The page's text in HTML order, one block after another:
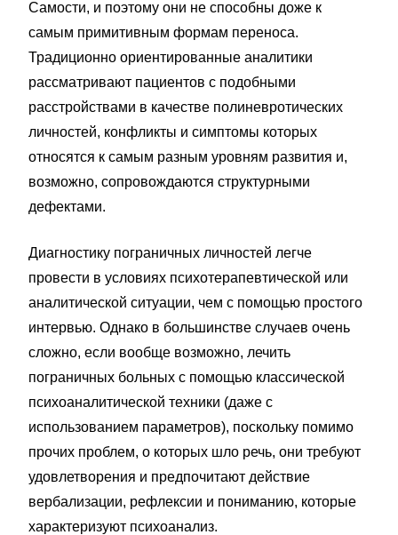
Самости, и поэтому они не способны доже к
самым примитивным формам переноса.
Традиционно ориентированные аналитики
рассматривают пациентов с подобными
расстройствами в качестве полиневротических
личностей, конфликты и симптомы которых
относятся к самым разным уровням развития и,
возможно, сопровождаются структурными
дефектами.
Диагностику пограничных личностей легче
провести в условиях психотерапевтической или
аналитической ситуации, чем с помощью простого
интервью. Однако в большинстве случаев очень
сложно, если вообще возможно, лечить
пограничных больных с помощью классической
психоаналитической техники (даже с
использованием параметров), поскольку помимо
прочих проблем, о которых шло речь, они требуют
удовлетворения и предпочитают действие
вербализации, рефлексии и пониманию, которые
характеризуют психоанализ.